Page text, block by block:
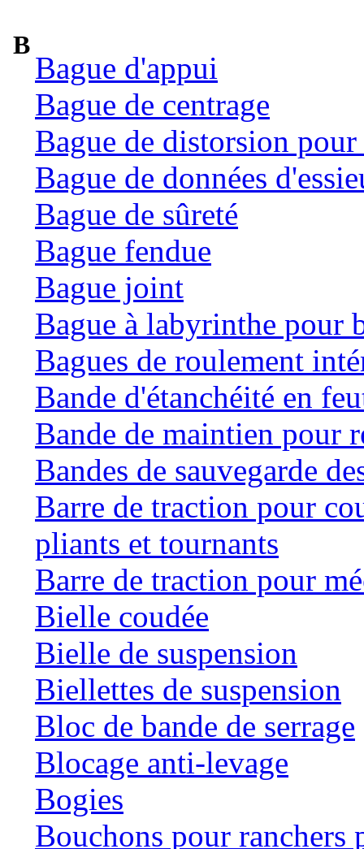
B
Bague d'appui
Bague de centrage
Bague de distorsion
Bague de données
Bague de sûreté
Bague fendue
Bague joint
Bague à labyrinthe pour
Bagues de roulement
Bande d'étanchéité en
Bande de maintien pour
Bandes de sauvegarde
Barre de traction pour
pliants et tournants
Barre de traction pour
Bielle coudée
Bielle de suspension
Biellettes de suspension
Bloc de bande de serrage
Blocage anti-levage
Bogies
Bouchons pour ranchers